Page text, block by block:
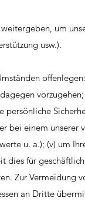
um
usw.).
persönliche
bei einem
u. a.); (v) um
dies für
Zur
an Dritte